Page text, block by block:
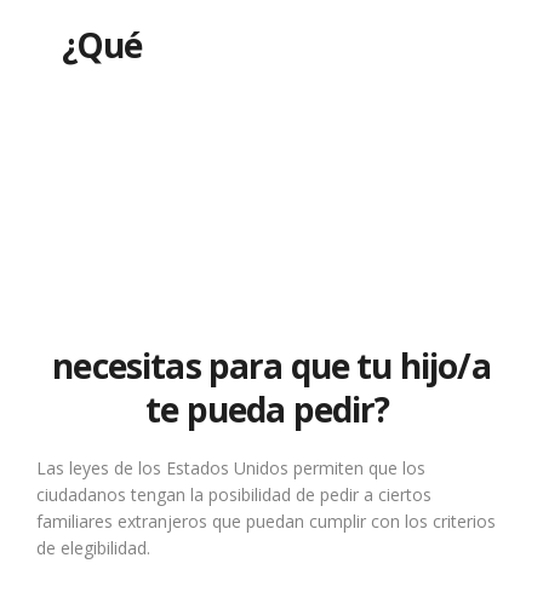
¿Qué
necesitas para que tu hijo/a
te pueda pedir?
Las leyes de los Estados Unidos permiten que los
ciudadanos tengan la posibilidad de pedir a ciertos
familiares extranjeros que puedan cumplir con los criterios
de elegibilidad.